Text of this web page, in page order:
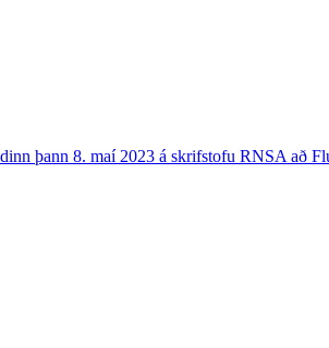
þann 8. maí 2023 á skrifstofu RNSA að